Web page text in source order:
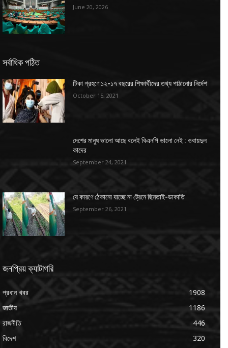
June 20, 2026
সর্বাধিক পঠিত
টিকা গ্রহণে ১২-১৭ বছরের শিক্ষার্থীদের তথ্য পাঠানোর নির্দেশ
October 15, 2021
দেশের মানুষ ভালো আছে বলেই বিএনপি ভালো নেই : ওবায়দুল
কাদের
September 24, 2021
যে কারণে ঠেকানো যাচ্ছে না ট্রেনে ছিনতাই-ডাকাতি
September 26, 2021
জনপ্রিয় ক্যাটাগরি
প্রধান খবর
1908
জাতীয়
1186
রাজনীতি
446
বিদেশ
320